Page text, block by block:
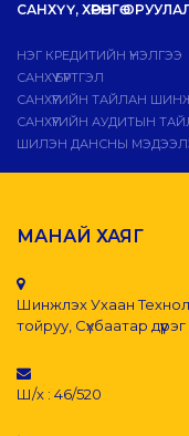
САНХҮҮ, ХӨРӨНГӨ
НЭГ КРЕДИТИЙН ҮНЭЛГЭЭ
САНХҮҮ БҮРТГЭЛ
САНХҮҮГИЙН ТАЙЛАН
САНХҮҮГИЙН АУДИТЫН
ШИЛЭН ДАНСНЫ
МАНАЙ ХАЯГ
Шинжлэх Ухаан
тойруу, Сүхбаатар
Ш/х : 46/520